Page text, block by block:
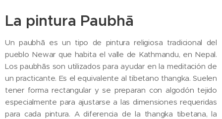
La pintura Paubhā
Un paubhā es un tipo de pintura religiosa tradicional del
pueblo Newar que habita el valle de Kathmandu, en Nepal.​
Los paubhās son utilizados para ayudar en la meditación de
un practicante. Es el equivalente al tibetano thangka. Suelen
tener forma rectangular y se preparan con algodón tejido
especialmente para ajustarse a las dimensiones requeridas
para cada pintura. A diferencia de la thangka tibetana, la